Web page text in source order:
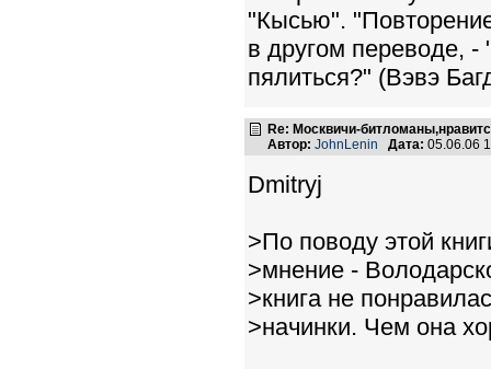
"Кысью".
в другом переводе, -
пялиться?" (Вэвэ
Re: Москвичи-
Автор: JohnLenin Дата: 05.06.06
Dmitryj
>По поводу этой
>мнение -
>книга не
>начинки. Чем она